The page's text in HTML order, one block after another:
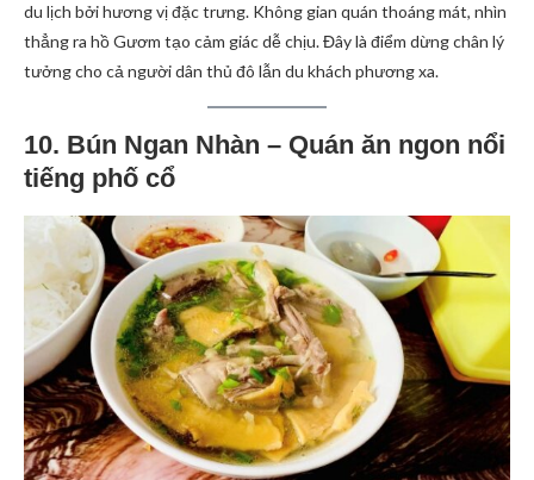
du lịch bởi hương vị đặc trưng. Không gian quán thoáng mát, nhìn
thẳng ra hồ Gươm tạo cảm giác dễ chịu. Đây là điểm dừng chân lý
tưởng cho cả người dân thủ đô lẫn du khách phương xa.
10. Bún Ngan Nhàn – Quán ăn ngon nổi
tiếng phố cổ